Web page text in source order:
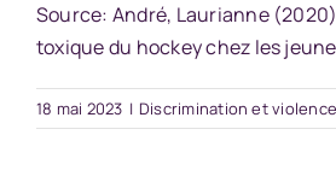
Source: André, Laurianne
toxique du hockey chez les
18 mai 2023 | Discrimination et